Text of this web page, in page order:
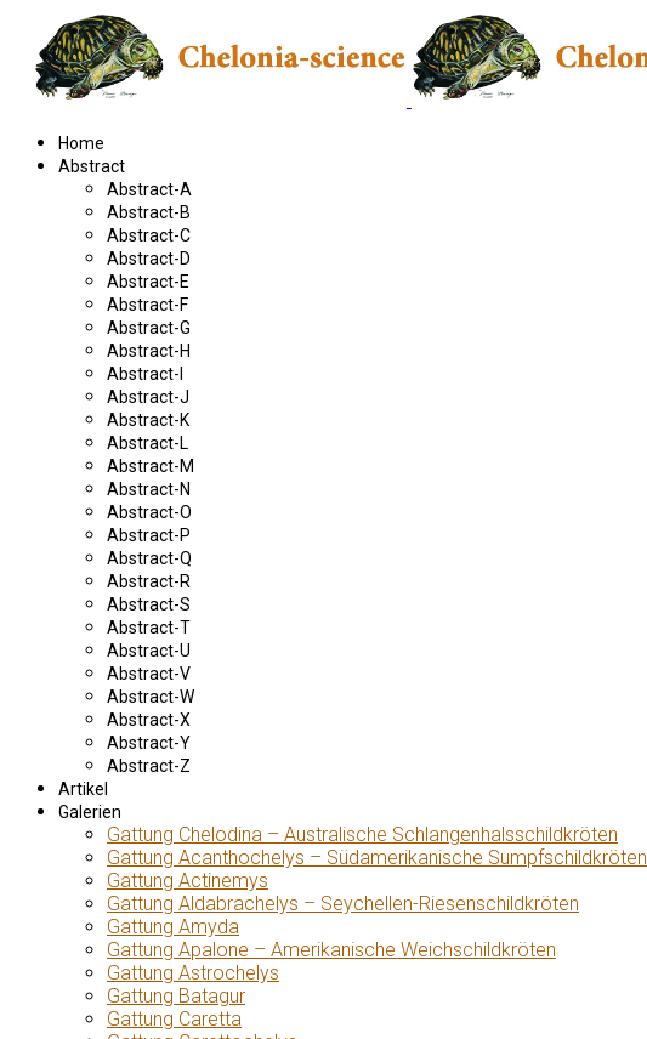
Home
Abstract
Abstract-A
Abstract-B
Abstract-C
Abstract-D
Abstract-E
Abstract-F
Abstract-G
Abstract-H
Abstract-I
Abstract-J
Abstract-K
Abstract-L
Abstract-M
Abstract-N
Abstract-O
Abstract-P
Abstract-Q
Abstract-R
Abstract-S
Abstract-T
Abstract-U
Abstract-V
Abstract-W
Abstract-X
Abstract-Y
Abstract-Z
Artikel
Galerien
Gattung Chelodina – Australische Schlangenhalsschildkröten
Gattung Acanthochelys – Südamerikanische Sumpfschildkröten
Gattung Actinemys
Gattung Aldabrachelys – Seychellen-Riesenschildkröten
Gattung Amyda
Gattung Apalone – Amerikanische Weichschildkröten
Gattung Astrochelys
Gattung Batagur
Gattung Caretta